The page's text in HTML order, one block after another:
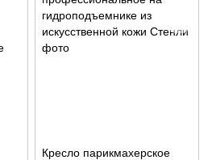
Кресло парикмахерское